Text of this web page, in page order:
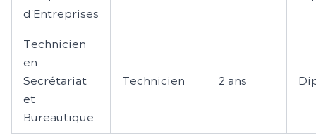
d'Entreprises
Technicien
en
Secrétariat
et
Bureautique
Technicien 2 ans